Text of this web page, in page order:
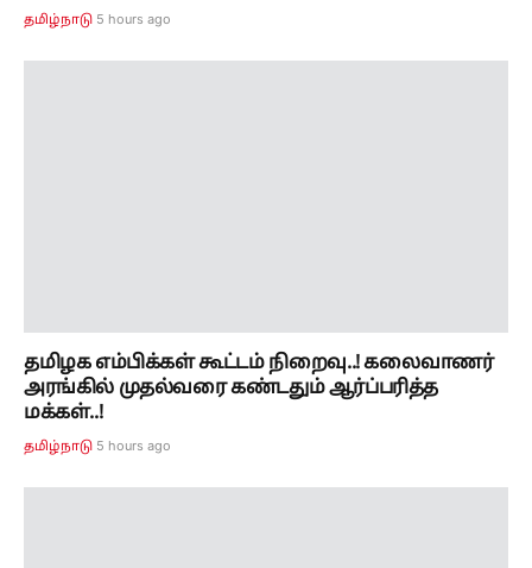
தமிழ்நாடு 5 hours ago
தமிழக எம்பிக்கள் கூட்டம் நிறைவு..! கலைவாணர்
அரங்கில் முதல்வரை கண்டதும் ஆர்ப்பரித்த
மக்கள்..!
தமிழ்நாடு 5 hours ago